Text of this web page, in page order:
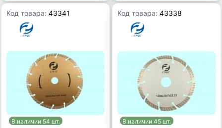
Код товара:43341
В наличии 54 шт.
Код товара:43338
В наличии 45 шт.